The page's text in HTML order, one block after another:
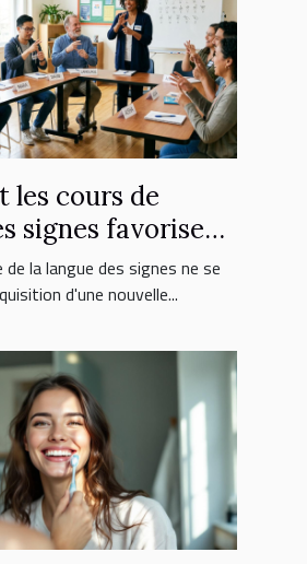
les cours de
signes favorisent
sociale ?
la langue des signes ne se
d'une nouvelle...